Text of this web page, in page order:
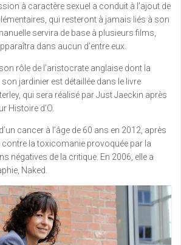
à caractère sexuel a conduit à l’ajout de
qui resteront à jamais liés à son
servira de base à plusieurs films,
dans aucun d’entre eux.
rôle de l’aristocrate anglaise dont la
jardinier est détaillée dans le livre
qui sera réalisé par Just Jaeckin après
Histoire d’O.
cancer à l’âge de 60 ans en 2012, après
contre la toxicomanie provoquée par la
négatives de la critique. En 2006, elle a
Naked.